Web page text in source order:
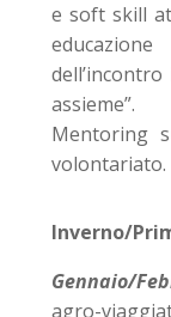
e soft skill
assieme”.
Mentoring
volontariato.
Inverno/
Gennaio/
agro-